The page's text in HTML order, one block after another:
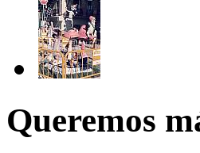
Queremos